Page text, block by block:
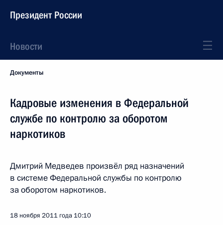
Президент России
Новости
Документы
Кадровые изменения в Федеральной
службе по контролю за оборотом
наркотиков
Дмитрий Медведев произвёл ряд назначений
в системе Федеральной службы по контролю
за оборотом наркотиков.
18 ноября 2011 года 10:10